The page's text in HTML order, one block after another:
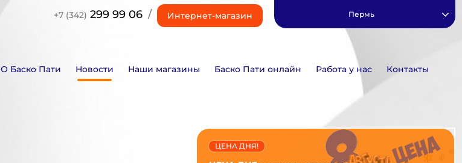
+7 (342) 299 99 06 / Интернет-магазин Пермь
О Баско Пати Новости Наши магазины Баско Пати онлайн Работа у нас Контакты
ЦЕНА ДНЯ!